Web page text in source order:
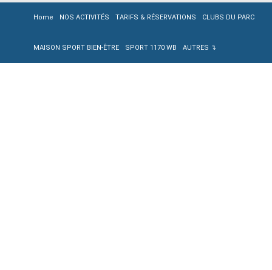
Home NOS ACTIVITÉS TARIFS & RÉSERVATIONS CLUBS DU PARC
MAISON SPORT BIEN-ÊTRE SPORT 1170 WB AUTRES ↴